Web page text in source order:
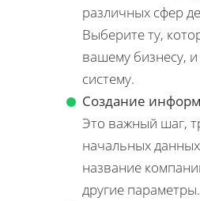
различных сфер
Выберите ту,
вашему бизнесу,
систему.
Создание
Это важный шаг,
начальных
название
другие параметры.